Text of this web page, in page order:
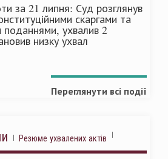
за 21 липня: Суд розглянув
скаргами та
поданнями, ухвалив 2
низку ухвал
Переглянути всі події
Резюме ухвалених актів